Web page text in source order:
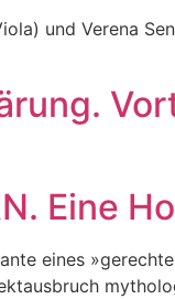
und Verena
Eine
eines